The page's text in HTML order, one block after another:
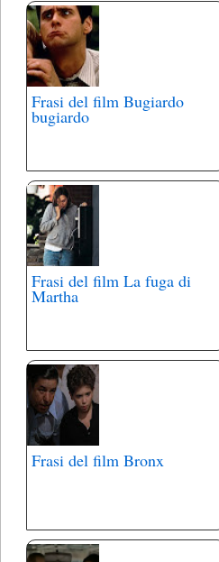
Frasi del film Bugiardo
bugiardo
Frasi del film La fuga di
Martha
Frasi del film Bronx